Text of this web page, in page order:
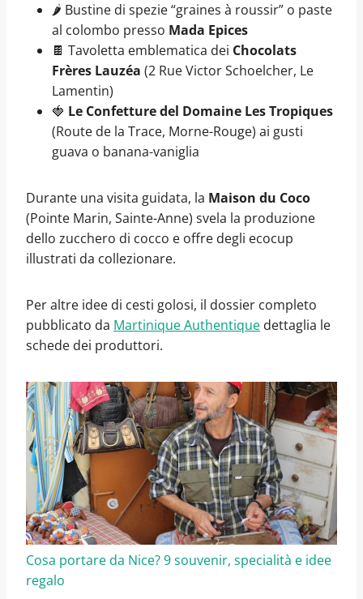
🌶️ Bustine di spezie “graines à roussir” o paste
al colombo presso Mada Epices
🍫 Tavoletta emblematica dei Chocolats
Frères Lauzéa (2 Rue Victor Schoelcher, Le
Lamentin)
🍓 Le Confetture del Domaine Les Tropiques
(Route de la Trace, Morne-Rouge) ai gusti
guava o banana-vaniglia
Durante una visita guidata, la Maison du Coco
(Pointe Marin, Sainte-Anne) svela la produzione
dello zucchero di cocco e offre degli ecocup
illustrati da collezionare.
Per altre idee di cesti golosi, il dossier completo
pubblicato da Martinique Authentique dettaglia le
schede dei produttori.
Cosa portare da Nice? 9 souvenir, specialità e idee
regalo